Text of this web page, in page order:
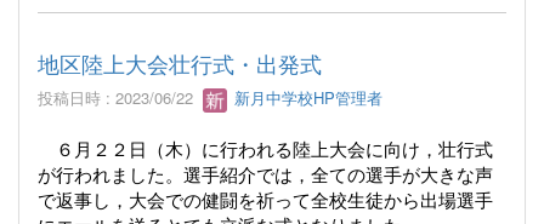
地区陸上大会壮行式・出発式
投稿日時 : 2023/06/22 新月中学校HP管理者
６月２２日（木）に行われる陸上大会に向け，壮行式
が行われました。選手紹介では，全ての選手が大きな声
で返事し，大会での健闘を祈って全校生徒から出場選手